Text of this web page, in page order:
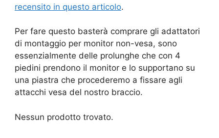
recensito in questo articolo.
Per fare questo basterà comprare gli adattatori
di montaggio per monitor non-vesa, sono
essenzialmente delle prolunghe che con 4
piedini prendono il monitor e lo supportano su
una piastra che procederemo a fissare agli
attacchi vesa del nostro braccio.
Nessun prodotto trovato.